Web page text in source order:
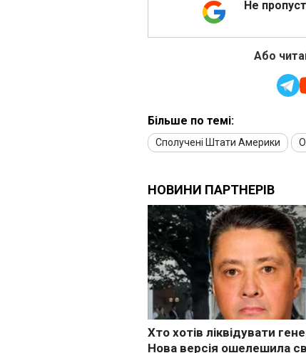
Не
Або
Більше по темі:
Сполучені Штати Америки